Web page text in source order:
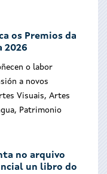
os Premios da
2026
o labor
a novos
Visuais, Artes
Patrimonio
no arquivo
un libro do